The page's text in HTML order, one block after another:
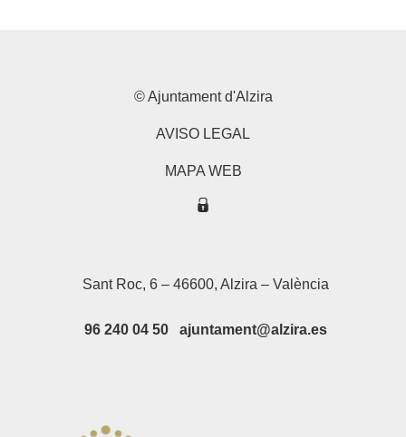
© Ajuntament d'Alzira
AVISO LEGAL
MAPA WEB
Sant Roc, 6 – 46600, Alzira – València
96 240 04 50 ajuntament@alzira.es